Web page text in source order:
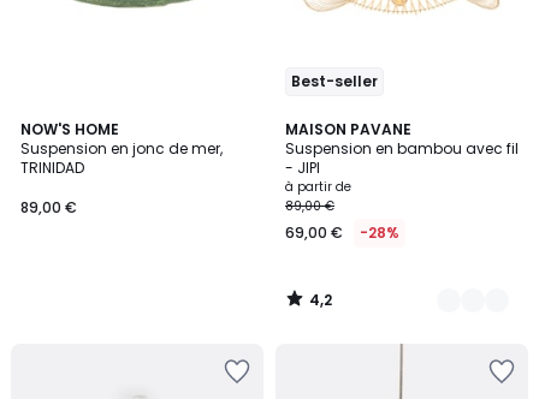
NOW'S HOME
Suspension en jonc de mer,
TRINIDAD
89,00 €
Best-seller
MAISON PAVANE
Suspension en bambou avec fil
- JIPI
à partir de
89,00 €
69,00 € -28%
4,2
/ 5
2
Couleurs
4,2
/